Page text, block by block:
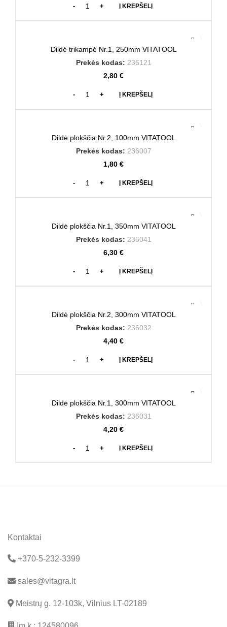
Į KREPŠELĮ
Dildė trikampė Nr.1, 250mm VITATOOL
Prekės kodas: 236121
2,80 €
Į KREPŠELĮ
Dildė plokščia Nr.2, 100mm VITATOOL
Prekės kodas: 236007
1,80 €
Į KREPŠELĮ
Dildė plokščia Nr.1, 350mm VITATOOL
Prekės kodas: 236041
6,30 €
Į KREPŠELĮ
Dildė plokščia Nr.2, 300mm VITATOOL
Prekės kodas: 236032
4,40 €
Į KREPŠELĮ
Dildė plokščia Nr.1, 300mm VITATOOL
Prekės kodas: 236031
4,20 €
Į KREPŠELĮ
Kontaktai
+370-5-232-3399
sales@vitagra.lt
Meistrų g. 12-103k, Vilnius LT-02189